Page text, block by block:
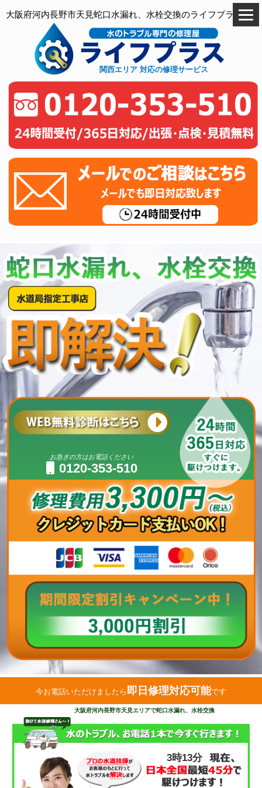
大阪府河内長野市天見蛇口水漏れ、水栓交換のライフプラス
関西エリア 対応の修理サービス
お急ぎの方はお電話ください
0120-353-510
今お電話いただけましたら 即日修理対応可能です
大阪府河内長野市天見エリアで蛇口水漏れ、水栓交換
3時13分